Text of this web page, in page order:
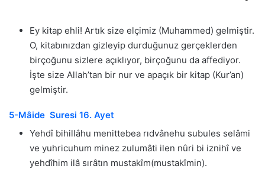
Ey kitap ehli! Artık size elçimiz (Muhammed) gelmiştir.
O, kitabınızdan gizleyip durduğunuz gerçeklerden
birçoğunu sizlere açıklıyor, birçoğunu da affediyor.
İşte size Allah’tan bir nur ve apaçık bir kitap (Kur’an)
gelmiştir.
5-Mâide Suresi 16. Ayet
Yehdî bihillâhu menittebea rıdvânehu subules selâmi
ve yuhricuhum minez zulumâti ilen nûri bi iznihî ve
yehdîhim ilâ sırâtın mustakîm(mustakîmin).